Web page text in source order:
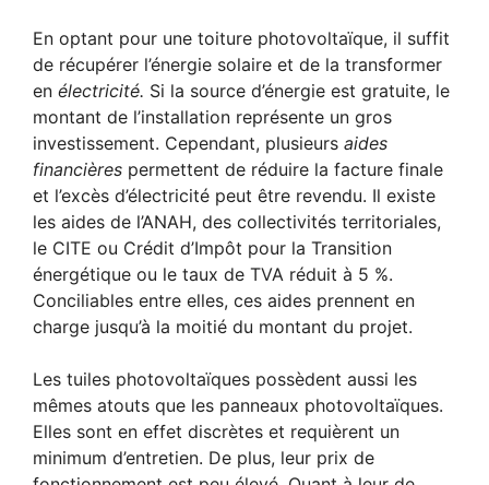
En optant pour une toiture photovoltaïque, il suffit
de récupérer l’énergie solaire et de la transformer
en électricité. Si la source d’énergie est gratuite, le
montant de l’installation représente un gros
investissement. Cependant, plusieurs aides
financières permettent de réduire la facture finale
et l’excès d’électricité peut être revendu. Il existe
les aides de l’ANAH, des collectivités territoriales,
le CITE ou Crédit d’Impôt pour la Transition
énergétique ou le taux de TVA réduit à 5 %.
Conciliables entre elles, ces aides prennent en
charge jusqu’à la moitié du montant du projet.
Les tuiles photovoltaïques possèdent aussi les
mêmes atouts que les panneaux photovoltaïques.
Elles sont en effet discrètes et requièrent un
minimum d’entretien. De plus, leur prix de